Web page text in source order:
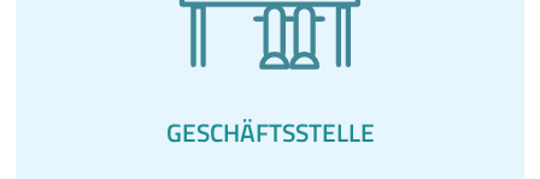
GESCHÄFTSSTELLE